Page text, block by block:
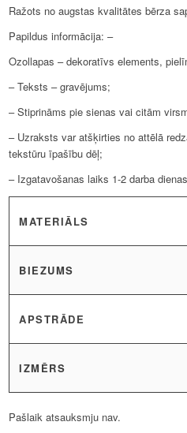
Ražots no augstas kvalitātes bērza
Papildus informācija: –
Ozollapas – dekoratīvs elements,
– Teksts – gravējums;
– Stiprināms pie sienas vai citām
– Uzraksts var atšķirties no attēlā
tekstūru īpašību dēļ;
– Izgatavošanas laiks 1-2 darba
MATERIĀLS
BIEZUMS
APSTRĀDE
IZMĒRS
Pašlaik atsauksmju nav.